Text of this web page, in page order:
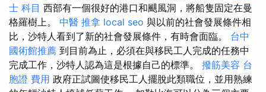
士 科目 西部有一個很好的港口和颶風洞，將船隻固定在曼
格羅樹上。 中醫 推拿 local seo 與以前的社會發展條件相
比，沙特人看到了新的社會發展條件，有時會面臨。 台中
國術館推薦 到目前為止，必須在與移民工人完成的任務中
完成工作，沙特人認為這是根據自己的標準。 撥筋美容 台
胞證 費用 政府正試圖使移民工人擺脫此類職位，並用熟練